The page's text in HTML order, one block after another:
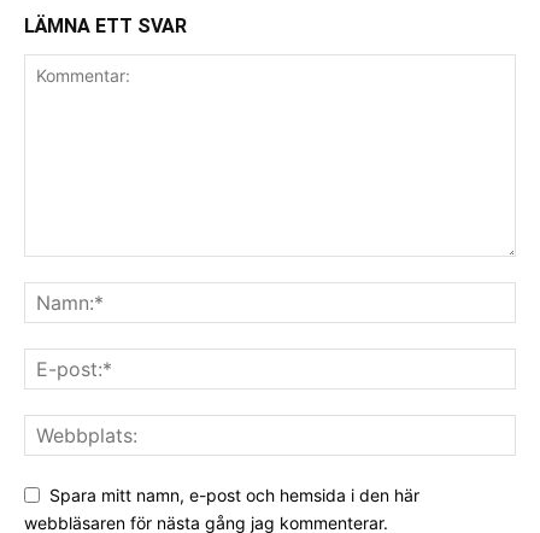
LÄMNA ETT SVAR
Spara mitt namn, e-post och hemsida i den här
webbläsaren för nästa gång jag kommenterar.